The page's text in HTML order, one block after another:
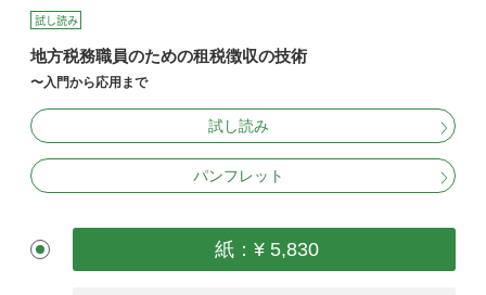
試し読み
地方税務職員のための租税徴収の技術
〜入門から応用まで
試し読み
パンフレット
紙：¥ 5,830